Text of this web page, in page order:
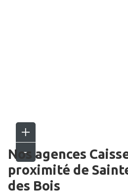
Nos agences
proximité de
des Bois